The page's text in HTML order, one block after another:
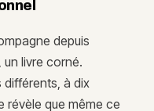
depuis
livre corné.
à dix
révèle que même ce